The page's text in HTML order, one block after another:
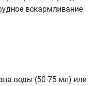
вскармливание
воды (50-75 мл) или